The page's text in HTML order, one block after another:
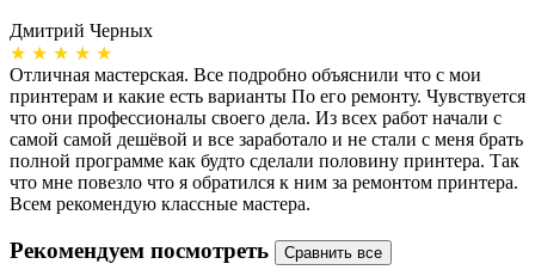
Дмитрий Черных
★ ★ ★ ★ ★
Отличная мастерская. Все подробно объяснили что с мои
принтерам и какие есть варианты По его ремонту. Чувствуется
что они профессионалы своего дела. Из всех работ начали с
самой самой дешёвой и все заработало и не стали с меня брать
полной программе как будто сделали половину принтера. Так
что мне повезло что я обратился к ним за ремонтом принтера.
Всем рекомендую классные мастера.
Рекомендуем посмотреть